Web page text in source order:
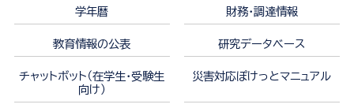
学年暦 財務・調達情報
教育情報の公表 研究データベース
チャットボット（在学生・受験生
向け）
災害対応ぽけっとマニュアル